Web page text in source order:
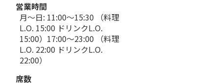
営業時間
月～日: 11:00～15:30 （料理
L.O. 15:00 ドリンクL.O.
15:00）17:00～23:00 （料理
L.O. 22:00 ドリンクL.O.
22:00）
席数